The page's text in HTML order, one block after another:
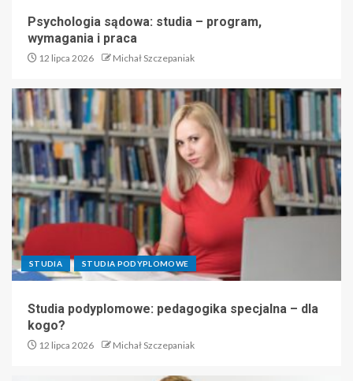
Psychologia sądowa: studia – program,
wymagania i praca
12 lipca 2026 Michał Szczepaniak
STUDIA STUDIA PODYPLOMOWE
Studia podyplomowe: pedagogika specjalna – dla
kogo?
12 lipca 2026 Michał Szczepaniak